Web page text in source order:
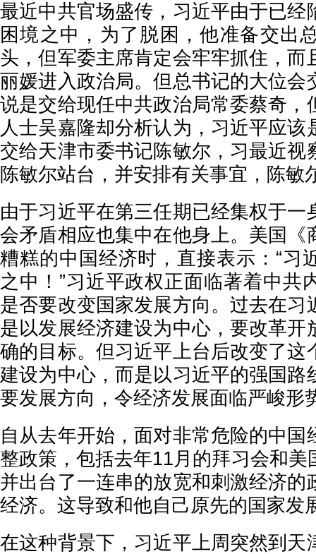
最近中共官场盛传，习近平由于已经
困境之中，为了脱困，他准备交出
头，但军委主席肯定会牢牢抓住，而
丽媛进入政治局。但总书记的大位会
说是交给现任中共政治局常委蔡奇，
人士吴嘉隆却分析认为，习近平应该
交给天津市委书记陈敏尔，习最近视
陈敏尔站台，并安排有关事宜，陈敏
由于习近平在第三任期已经集权于一
会矛盾相应也集中在他身上。美国《
糟糕的中国经济时，直接表示：“习
之中！”习近平政权正面临著着中共
是否要改变国家发展方向。过去在习
是以发展经济建设为中心，要改革开
确的目标。但习近平上台后改变了这
建设为中心，而是以习近平的强国路
要发展方向，令经济发展面临严峻形
自从去年开始，面对非常危险的中国
整政策，包括去年11月的拜习会和美
并出台了一连串的放宽和刺激经济的
经济。这导致和他自己原先的国家发
在这种背景下，习近平上周突然到天